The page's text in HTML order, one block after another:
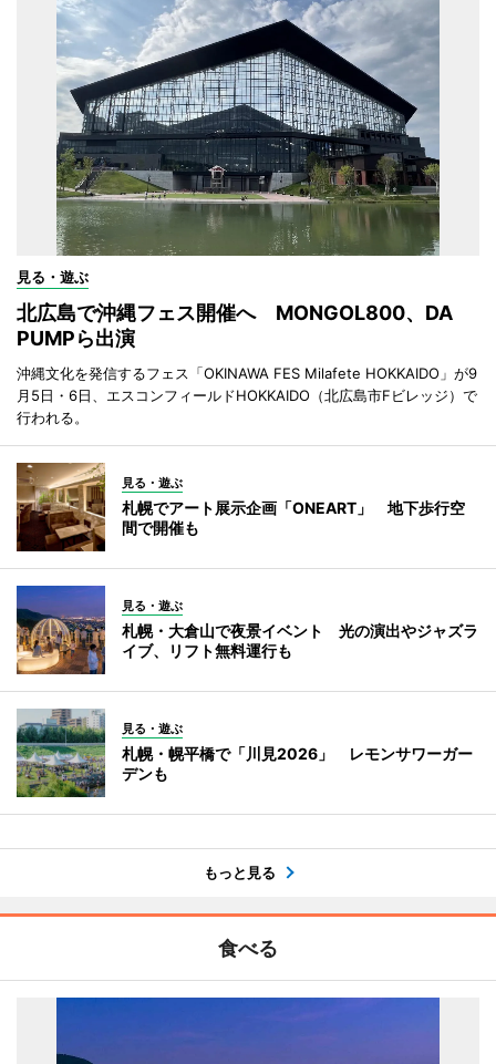
見る・遊ぶ
北広島で沖縄フェス開催へ MONGOL800、DA
PUMPら出演
沖縄文化を発信するフェス「OKINAWA FES Milafete HOKKAIDO」が9
月5日・6日、エスコンフィールドHOKKAIDO（北広島市Fビレッジ）で
行われる。
見る・遊ぶ
札幌でアート展示企画「ONEART」 地下歩行空
間で開催も
見る・遊ぶ
札幌・大倉山で夜景イベント 光の演出やジャズラ
イブ、リフト無料運行も
見る・遊ぶ
札幌・幌平橋で「川見2026」 レモンサワーガー
デンも
もっと見る
食べる